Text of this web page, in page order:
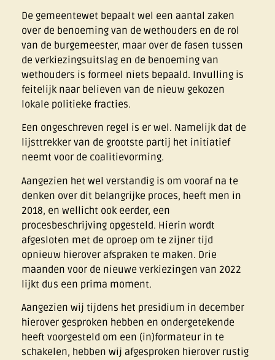
De gemeentewet bepaalt wel een aantal zaken
over de benoeming van de wethouders en de rol
van de burgemeester, maar over de fasen tussen
de verkiezingsuitslag en de benoeming van
wethouders is formeel niets bepaald. Invulling is
feitelijk naar believen van de nieuw gekozen
lokale politieke fracties.
Een ongeschreven regel is er wel. Namelijk dat de
lijsttrekker van de grootste partij het initiatief
neemt voor de coalitievorming.
Aangezien het wel verstandig is om vooraf na te
denken over dit belangrijke proces, heeft men in
2018, en wellicht ook eerder, een
procesbeschrijving opgesteld. Hierin wordt
afgesloten met de oproep om te zijner tijd
opnieuw hierover afspraken te maken. Drie
maanden voor de nieuwe verkiezingen van 2022
lijkt dus een prima moment.
Aangezien wij tijdens het presidium in december
hierover gesproken hebben en ondergetekende
heeft voorgesteld om een (in)formateur in te
schakelen, hebben wij afgesproken hierover rustig